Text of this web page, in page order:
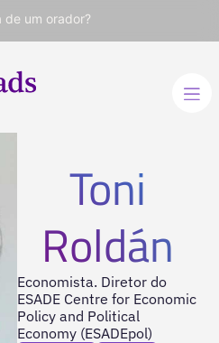
de um orador?
Toni
Roldán
Economista. Diretor do
ESADE Centre for Economic
Policy and Political
Economy (ESADEpol)